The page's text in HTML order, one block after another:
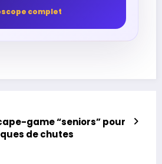
complet
game “seniors” pour
de chutes